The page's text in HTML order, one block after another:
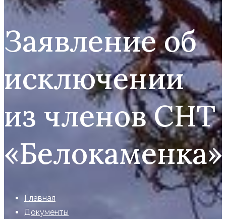
Заявление об
исключении
из членов СНТ
«Белокаменка»
Главная
Документы